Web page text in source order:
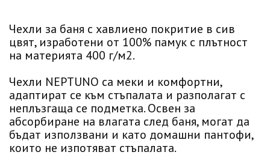
Чехли за баня с хавлиено покритие в сив
цвят, изработени от 100% памук с плътност
на материята 400 г/м2.
Чехли NEPTUNO са меки и комфортни,
адаптират се към стъпалата и разполагат с
неплъзгаща се подметка. Освен за
абсорбиране на влагата след баня, могат да
бъдат използвани и като домашни пантофи,
които не изпотяват стъпалата.